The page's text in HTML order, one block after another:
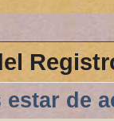
estar de